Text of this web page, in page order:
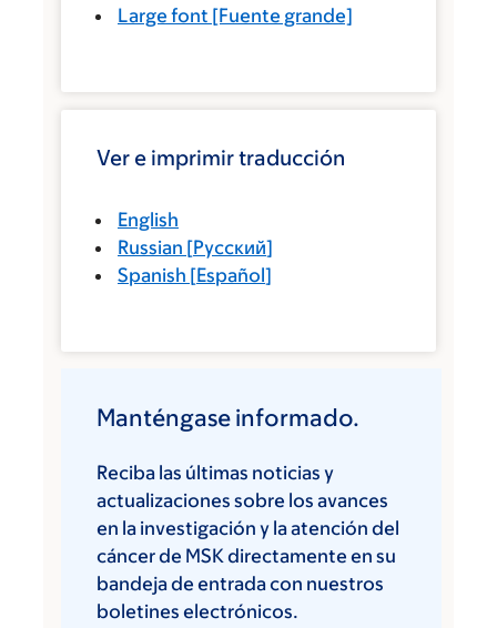
Large font [Fuente grande]
Ver e imprimir traducción
English
Russian [Русский]
Spanish [Español]
Manténgase informado.
Reciba las últimas noticias y
actualizaciones sobre los avances
en la investigación y la atención del
cáncer de MSK directamente en su
bandeja de entrada con nuestros
boletines electrónicos.